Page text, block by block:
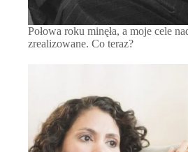
Połowa roku minęła, a moje cele
zrealizowane. Co teraz?